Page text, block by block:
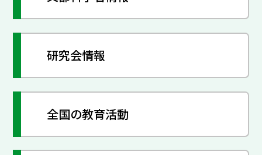
研究会情報
全国の教育活動